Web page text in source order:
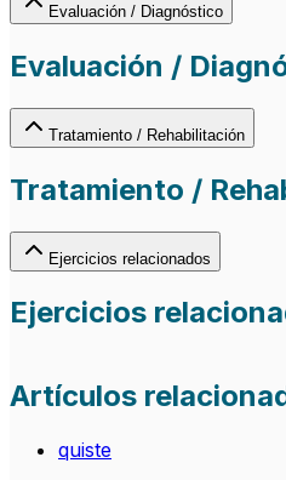
Evaluación / Diagnóstico
Evaluación /
Tratamiento / Rehabilitación
Tratamiento /
Ejercicios relacionados
Ejercicios
Artículos
quiste